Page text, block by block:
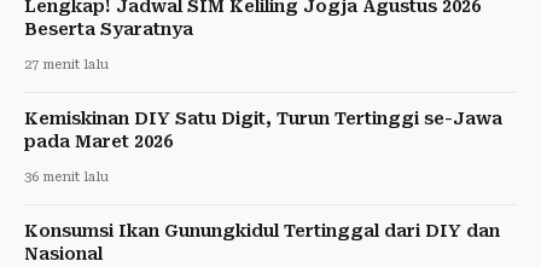
Lengkap! Jadwal SIM Keliling Jogja Agustus 2026
Beserta Syaratnya
27 menit lalu
Kemiskinan DIY Satu Digit, Turun Tertinggi se-Jawa
pada Maret 2026
36 menit lalu
Konsumsi Ikan Gunungkidul Tertinggal dari DIY dan
Nasional